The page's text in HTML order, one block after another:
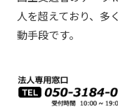
人を超えており、多
動手段です。
当然ながら航空会社
画しているユーザー